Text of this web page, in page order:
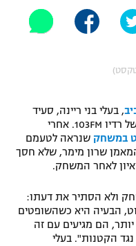
, בעלי בני ריינה, סעיד
בסול, עלה לשידור בתוכנית הספורט של רדיו 103FM. אחרי
במשחק שנראה לטעמם
שרון מימר, שלא חסך
לאחר המשחק.
ולא הסתיר את דעתו:
הבעיה היא כשהשופטים
הם מגיעים עם זה
הקטנות". בעלי